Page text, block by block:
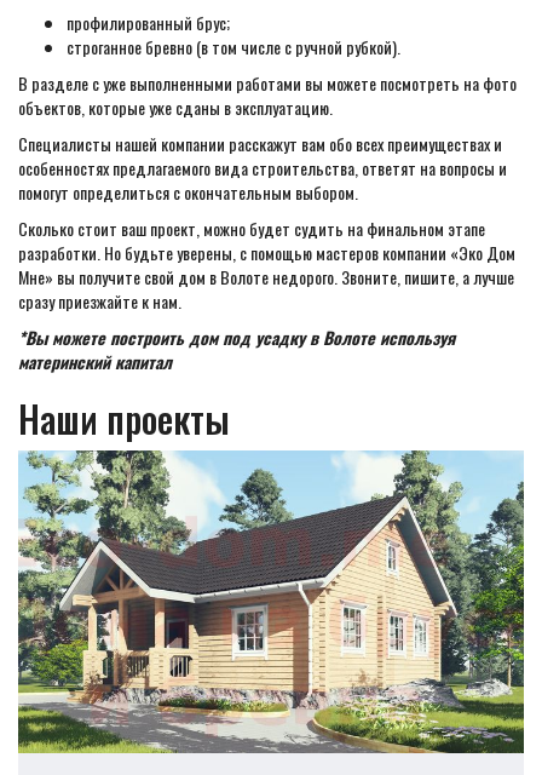
профилированный брус;
строганное бревно (в том числе с ручной рубкой).
В разделе с уже выполненными работами вы можете посмотреть на фото
объектов, которые уже сданы в эксплуатацию.
Специалисты нашей компании расскажут вам обо всех преимуществах и
особенностях предлагаемого вида строительства, ответят на вопросы и
помогут определиться с окончательным выбором.
Сколько стоит ваш проект, можно будет судить на финальном этапе
разработки. Но будьте уверены, с помощью мастеров компании «Эко Дом
Мне» вы получите свой дом в Волоте недорого. Звоните, пишите, а лучше
сразу приезжайте к нам.
*Вы можете построить дом под усадку в Волоте используя
материнский капитал
Наши проекты